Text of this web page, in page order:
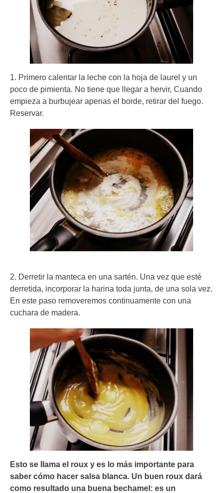
1. Primero calentar la leche con la hoja de laurel y un
poco de pimienta. No tiene que llegar a hervir, Cuando
empieza a burbujear apenas el borde, retirar del fuego.
Reservar.
2. Derretir la manteca en una sartén. Una vez que esté
derretida, incorporar la harina toda junta, de una sola vez.
En este paso removeremos continuamente con una
cuchara de madera.
Esto se llama el roux y es lo más importante para
saber cómo hacer salsa blanca. Un buen roux dará
como resultado una buena bechamel: es un